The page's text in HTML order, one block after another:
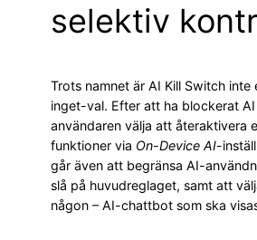
selektiv
Trots namnet är AI Kill Switch inte
inget-val. Efter att ha blockerat
användaren välja att återaktivera
funktioner via On-Device AI-
går även att begränsa AI-
slå på huvudreglaget, samt att
någon – AI-chattbot som ska